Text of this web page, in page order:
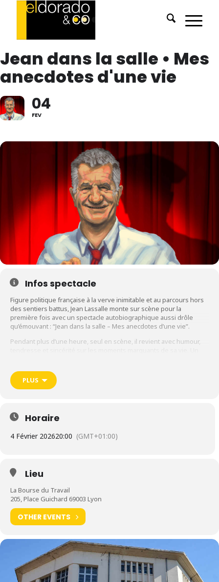
Jean dans la salle • Mes
anecdotes d'une vie
04
FEV
Infos spectacle
Figure politique française à la verve inimitable et au parcours hors
des sentiers battus, Jean Lassalle monte sur scène pour la
première fois avec un spectacle autobiographique aussi drôle
qu’émouvant : “Jean dans la salle – Mes anecdotes d’une vie”.
Pendant plus d’une heure, seul en scène, il revient avec humour,
Mis en scène par Magda Hadnagy, le spectacle offre une plongée
intime dans une vie hors norme, avec une mise en scène épurée
Spectacle le mercredi 4 février à la Bourse du Travail • LYON
PLUS
Horaire
4 Février 202620:00 (GMT+01:00)
Lieu
La Bourse du Travail
205, Place Guichard 69003 Lyon
OTHER EVENTS